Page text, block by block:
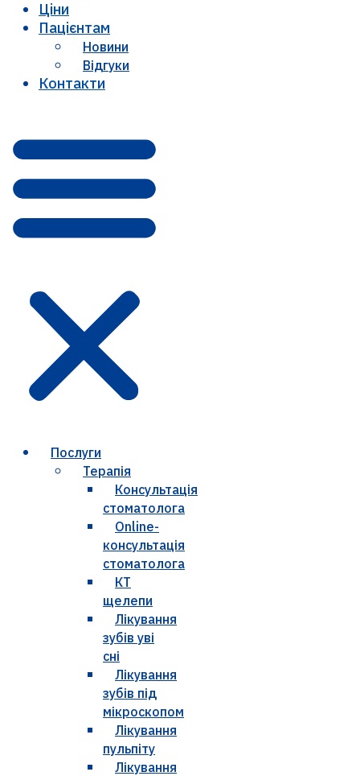
Ціни
Пацієнтам
Новини
Відгуки
Контакти
Послуги
Терапія
Консультація
стоматолога
Online-
консультація
стоматолога
КТ
щелепи
Лікування
зубів уві
сні
Лікування
зубів під
мікроскопом
Лікування
пульпіту
Лікування